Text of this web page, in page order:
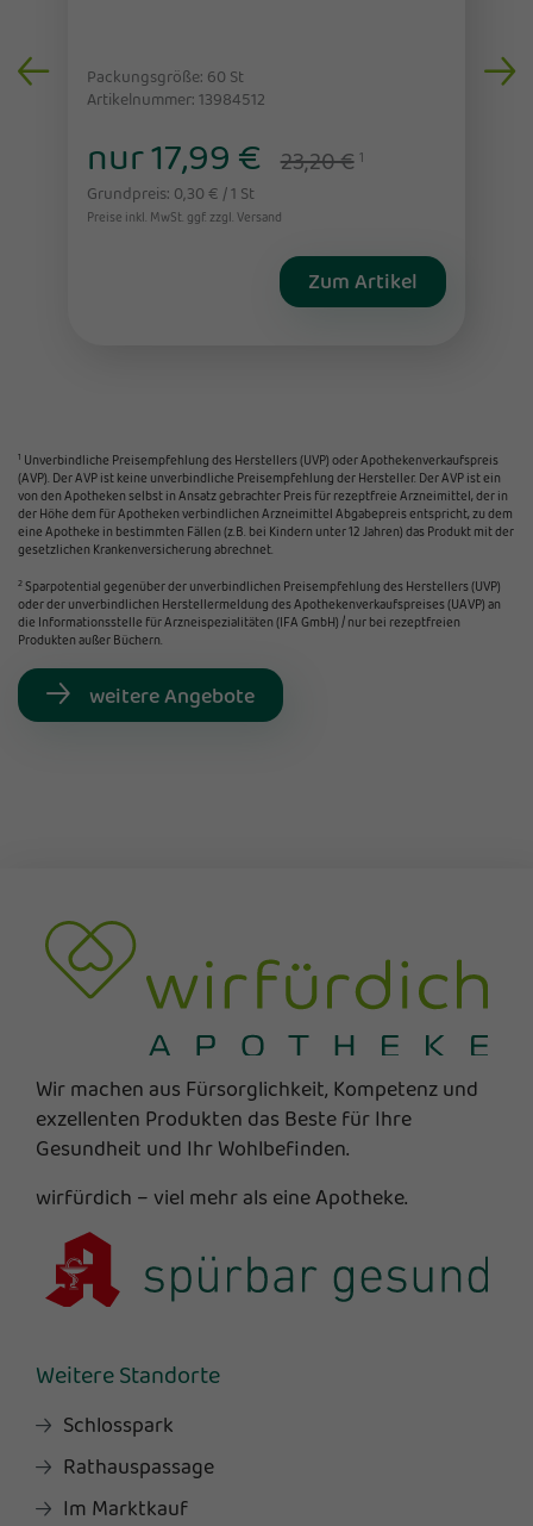
Packungsgröße: 60 St
Artikelnummer: 13984512
nur 17,99 € 23,20 € 1
Grundpreis: 0,30 € / 1 St
Preise inkl. MwSt. ggf. zzgl. Versand
Zum Artikel
1 Unverbindliche Preisempfehlung des Herstellers (UVP) oder Apothekenverkaufspreis
(AVP). Der AVP ist keine unverbindliche Preisempfehlung der Hersteller. Der AVP ist ein
von den Apotheken selbst in Ansatz gebrachter Preis für rezeptfreie Arzneimittel, der in
der Höhe dem für Apotheken verbindlichen Arzneimittel Abgabepreis entspricht, zu dem
eine Apotheke in bestimmten Fällen (z.B. bei Kindern unter 12 Jahren) das Produkt mit der
gesetzlichen Krankenversicherung abrechnet.
2Sparpotential gegenüber der unverbindlichen Preisempfehlung des Herstellers (UVP)
oder der unverbindlichen Herstellermeldung des Apothekenverkaufspreises (UAVP) an
die Informationsstelle für Arzneispezialitäten (IFA GmbH) / nur bei rezeptfreien
Produkten außer Büchern.
weitere Angebote
Wir machen aus Fürsorglichkeit, Kompetenz und
exzellenten Produkten das Beste für Ihre
Gesundheit und Ihr Wohlbefinden.
wirfürdich – viel mehr als eine Apotheke.
Weitere Standorte
Schlosspark
Rathauspassage
Im Marktkauf